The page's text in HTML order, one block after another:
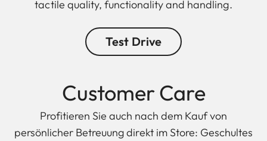
tactile quality, functionality and handling.
Test Drive
Customer Care
Profitieren Sie auch nach dem Kauf von
persönlicher Betreuung direkt im Store: Geschultes